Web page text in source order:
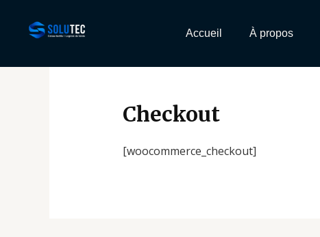
content
Accueil À propos
Checkout
[woocommerce_checkout]